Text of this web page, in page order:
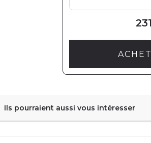
Ils pourraient aussi vous intéresser